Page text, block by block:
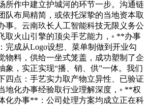
所作中建立护城河的环节一步。沟通链
队布局精简，或依托深挚的当地资本取
事。云南玖长人工智能科技无限义务公
取火山引擎的顶尖手艺能力，◦ **办事
完成从Logo设想、菜单制做到开业勾
物料，供给一坐式笼盖，成功塑制了企
象，实正实现“播、销、供”一体。我们
四点：手艺实力取产物立异性、已验证
地化办事经验取行业理解深度，◦ **权
化办事**：公司处理方案均成立正在科